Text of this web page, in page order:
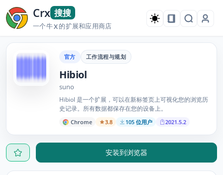
Crx 搜搜
一个牛X的扩展和应用商店
官方 工作流程与规划
Hibiol
suno
Hibiol 是一个扩展，可以在新标签页上可视化您的浏览历
史记录。所有数据都保存在您的设备上。
Chrome 3.8 105 位用户 2021.5.2
安装到浏览器